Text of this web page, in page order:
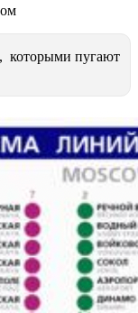
, которыми пугают